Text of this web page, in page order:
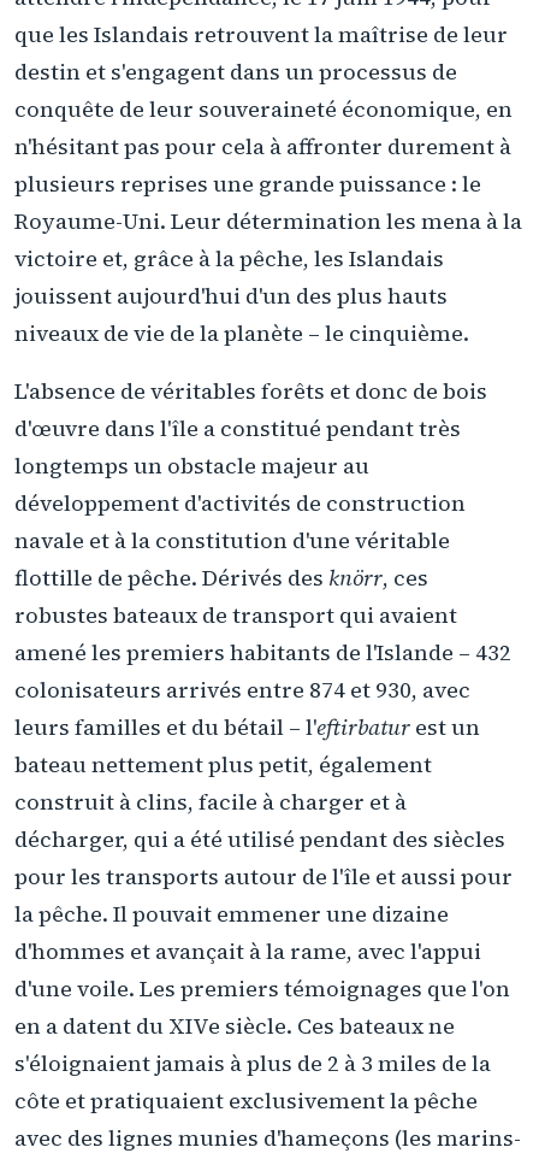
que les Islandais retrouvent la maîtrise de leur
destin et s'engagent dans un processus de
conquête de leur souveraineté économique, en
n'hésitant pas pour cela à affronter durement à
plusieurs reprises une grande puissance : le
Royaume-Uni. Leur détermination les mena à la
victoire et, grâce à la pêche, les Islandais
jouissent aujourd'hui d'un des plus hauts
niveaux de vie de la planète – le cinquième.
L'absence de véritables forêts et donc de bois
d'œuvre dans l'île a constitué pendant très
longtemps un obstacle majeur au
développement d'activités de construction
navale et à la constitution d'une véritable
flottille de pêche. Dérivés des knörr, ces
robustes bateaux de transport qui avaient
amené les premiers habitants de l'Islande – 432
colonisateurs arrivés entre 874 et 930, avec
leurs familles et du bétail – l'eftirbatur est un
bateau nettement plus petit, également
construit à clins, facile à charger et à
décharger, qui a été utilisé pendant des siècles
pour les transports autour de l'île et aussi pour
la pêche. Il pouvait emmener une dizaine
d'hommes et avançait à la rame, avec l'appui
d'une voile. Les premiers témoignages que l'on
en a datent du XIVe siècle. Ces bateaux ne
s'éloignaient jamais à plus de 2 à 3 miles de la
côte et pratiquaient exclusivement la pêche
avec des lignes munies d'hameçons (les marins-